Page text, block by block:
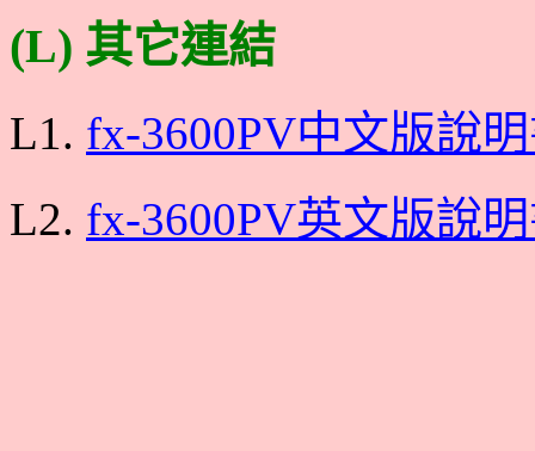
(L) 其它連結
L1. fx-3600PV中文版說
L2. fx-3600PV英文版說